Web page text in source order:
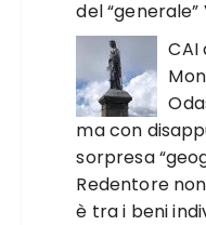
del
CAI
ma con
sorpresa
Redentore
è tra i beni